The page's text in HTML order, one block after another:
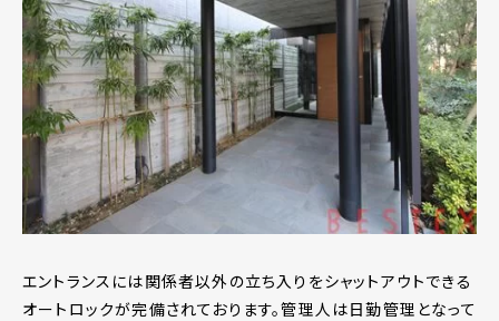
エントランスには関係者以外の立ち入りをシャットアウトできる
オートロックが完備されております。管理人は日勤管理となって